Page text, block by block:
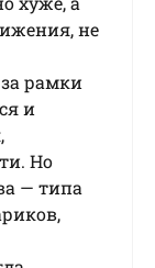
не
рамки
и
Но
— типа